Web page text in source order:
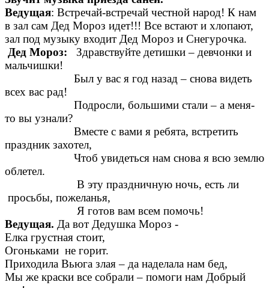
Ведущая: Встречай-встречай честной народ! К нам
в зал сам Дед Мороз идет!!! Все встают и хлопают,
зал под музыку входит Дед Мороз и Снегурочка.
Дед Мороз: Здравствуйте детишки – девчонки и
мальчишки!
Был у вас я год назад – снова видеть
всех вас рад!
Подросли, большими стали – а меня-
то вы узнали?
Вместе с вами я ребята, встретить
праздник захотел,
Чтоб увидеться нам снова я всю землю
облетел.
В эту праздничную ночь, есть ли
просьбы, пожеланья,
Я готов вам всем помочь!
Ведущая. Да вот Дедушка Мороз -
Елка грустная стоит,
Огоньками не горит.
Приходила Вьюга злая – да наделала нам бед,
Мы же краски все собрали – помоги нам Добрый